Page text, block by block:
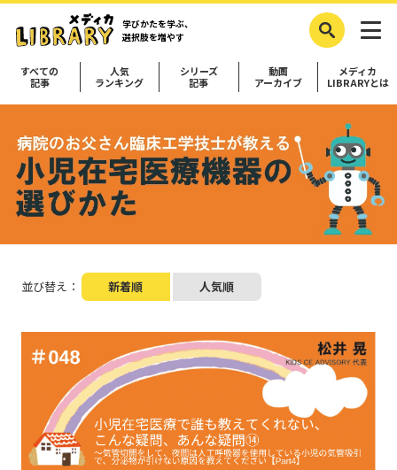
学びかたを学ぶ、
選択肢を増やす
すべての
記事
人気
ランキング
シリーズ
記事
動画
アーカイブ
メディカ
LIBRARYとは
並び替え： 新着順 人気順